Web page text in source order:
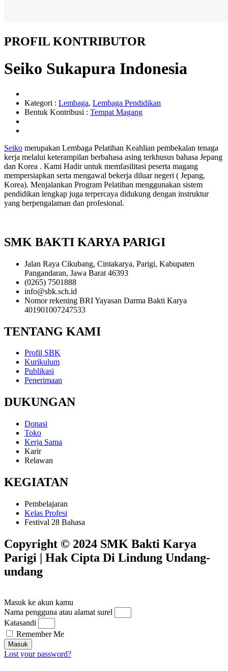
PROFIL KONTRIBUTOR
Seiko Sukapura Indonesia
Kategori : Lembaga, Lembaga Pendidikan
Bentuk Kontribusi : Tempat Magang
Seiko merupakan Lembaga Pelatihan Keahlian pembekalan tenaga
kerja melalui keterampilan berbahasa asing terkhusus bahasa Jepang
dan Korea . Kami Hadir untuk memfasilitasi peserta magang
mempersiapkan serta mengawal bekerja diluar negeri ( Jepang,
Korea). Menjalankan Program Pelatihan menggunakan sistem
pendidikan lengkap juga terpercaya didukung dengan instruktur
yang berpengalaman dan profesional.
SMK BAKTI KARYA PARIGI
Jalan Raya Cikubang, Cintakarya, Parigi, Kabupaten
Pangandaran, Jawa Barat 46393
(0265) 7501888
info@sbk.sch.id
Nomor rekening BRI Yayasan Darma Bakti Karya
401901007247533
TENTANG KAMI
Profil SBK
Kurikulum
Publikasi
Penerimaan
DUKUNGAN
Donasi
Toko
Kerja Sama
Karir
Relawan
KEGIATAN
Pembelajaran
Kelas Profesi
Festival 28 Bahasa
Copyright © 2024 SMK Bakti Karya
Parigi | Hak Cipta Di Lindung Undang-
undang​
Masuk ke akun kamu
Nama pengguna atau alamat surel
Katasandi
Remember Me
Masuk
Lost your password?